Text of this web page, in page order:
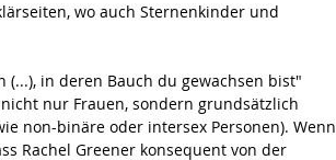
wo auch Sternenkinder und
(...), in deren Bauch du gewachsen bist"
nur Frauen, sondern grundsätzlich
non-binäre oder intersex Personen). Wenn
Rachel Greener konsequent von der